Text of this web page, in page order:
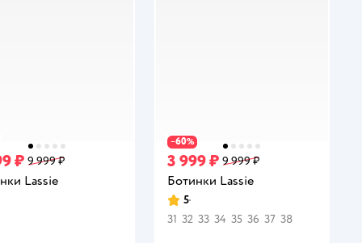
₽ 9 999 ₽
Lassie
−60%
3 999 ₽ 9 999 ₽
Ботинки Lassie
Рейтинг:
5
31 32 33 34 35 36 37 38